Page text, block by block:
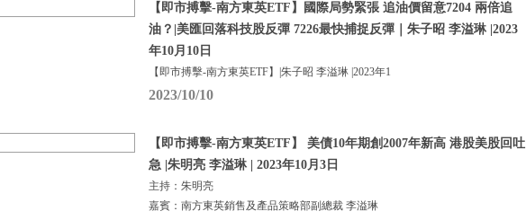
【即市搏擊-南方東英ETF】國際局勢緊張 追油價留意7204 兩倍追
油？|美匯回落科技股反彈 7226最快捕捉反彈｜朱子昭 李溢琳 |2023
年10月10日
【即市搏擊-南方東英ETF】|朱子昭 李溢琳 |2023年1
2023/10/10
【即市搏擊-南方東英ETF】 美債10年期創2007年新高 港股美股回吐
急 |朱明亮 李溢琳 | 2023年10月3日
主持：朱明亮
嘉賓：南方東英銷售及產品策略部副總裁 李溢琳